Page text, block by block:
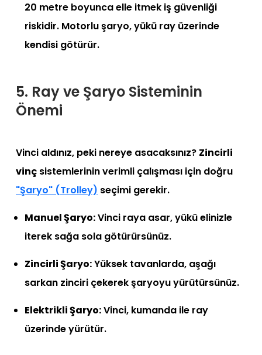
20 metre boyunca elle itmek iş güvenliği
riskidir. Motorlu şaryo, yükü ray üzerinde
kendisi götürür.
5. Ray ve Şaryo Sisteminin
Önemi
Vinci aldınız, peki nereye asacaksınız? Zincirli
vinç sistemlerinin verimli çalışması için doğru
"Şaryo" (Trolley) seçimi gerekir.
Manuel Şaryo:Vinci raya asar, yükü elinizle
iterek sağa sola götürürsünüz.
Zincirli Şaryo:Yüksek tavanlarda, aşağı
sarkan zinciri çekerek şaryoyu yürütürsünüz.
Elektrikli Şaryo:Vinci, kumanda ile ray
üzerinde yürütür.